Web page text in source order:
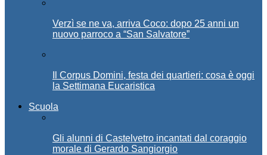
Verzì se ne va, arriva Coco: dopo 25 anni un
nuovo parroco a “San Salvatore”
Il Corpus Domini, festa dei quartieri: cosa è oggi
la Settimana Eucaristica
Scuola
Gli alunni di Castelvetro incantati dal coraggio
morale di Gerardo Sangiorgio